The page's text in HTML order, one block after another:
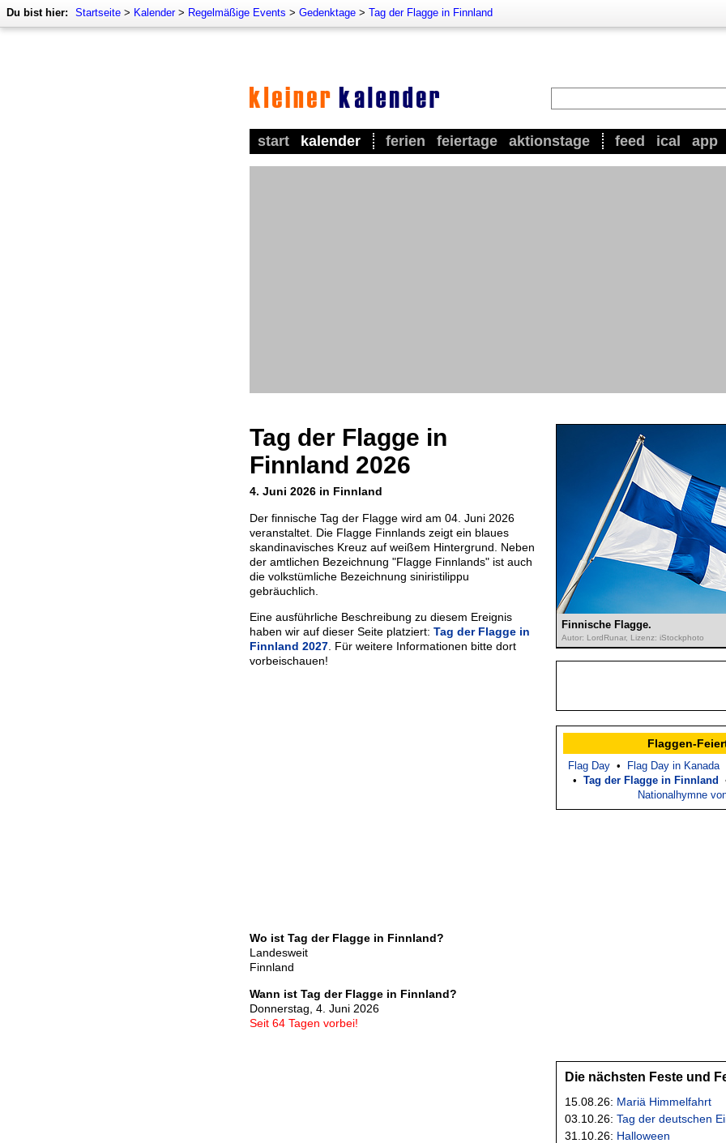
Du bist hier: Startseite > Kalender> Regelmäßige Events > Gedenktage > Tag der Flagge in Finnland
start kalender ferien feiertage aktionstage feed ical app
Tag der Flagge in
Finnland 2026
4. Juni 2026 in Finnland
Finnische Flagge.
Autor: LordRunar, Lizenz: iStockphoto
Der finnische Tag der Flagge wird am 04. Juni 2026
veranstaltet. Die Flagge Finnlands zeigt ein blaues
skandinavisches Kreuz auf weißem Hintergrund. Neben
der amtlichen Bezeichnung "Flagge Finnlands" ist auch
die volkstümliche Bezeichnung siniristilippu
gebräuchlich.
Eine ausführliche Beschreibung zu diesem Ereignis
haben wir auf dieser Seite platziert: Tag der Flagge in
Finnland 2027 . Für weitere Informationen bitte dort
vorbeischauen!
Wo ist Tag der Flagge in Finnland?
Landesweit
Finnland
Wann ist Tag der Flagge in Finnland?
Donnerstag, 4. Juni 2026
Seit 64 Tagen vorbei!
Flaggen-
Flag Day • Flag Day in Kanada
• Tag der Flagge in Finnland
Nationalhymne
Die nächsten Feste und
15.08.26: Mariä Himmelfahrt
03.10.26: Tag der deutschen
31.10.26: Halloween